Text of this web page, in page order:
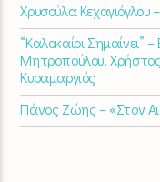
Χρυσούλα
“Καλοκαίρι Σημαίνει”
Μητροπούλου,
Κυραμαργιός
Πάνος Ζώης – «Στον